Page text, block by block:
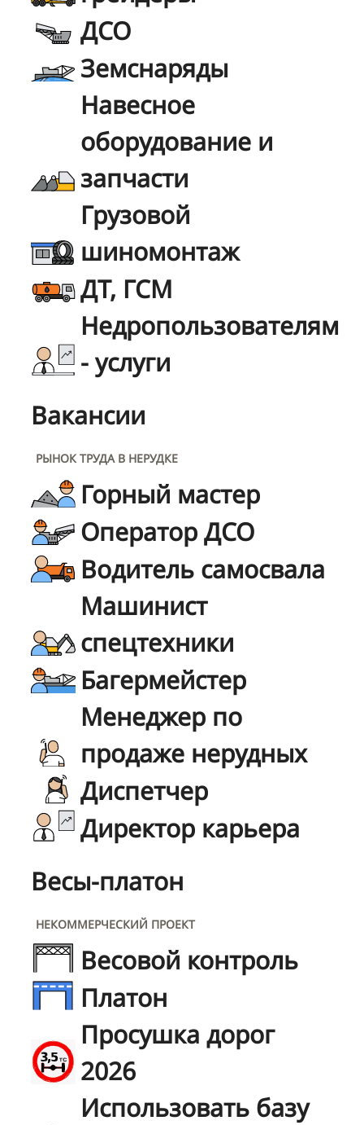
ДСО
Земснаряды
Навесное
оборудование и
запчасти
Грузовой
шиномонтаж
ДТ, ГСМ
Недропользователям
- услуги
Вакансии
РЫНОК ТРУДА В НЕРУДКЕ
Горный мастер
Оператор ДСО
Водитель самосвала
Машинист
спецтехники
Багермейстер
Менеджер по
продаже нерудных
Диспетчер
Директор карьера
Весы-платон
НЕКОММЕРЧЕСКИЙ ПРОЕКТ
Весовой контроль
Платон
Просушка дорог
2026
Использовать базу